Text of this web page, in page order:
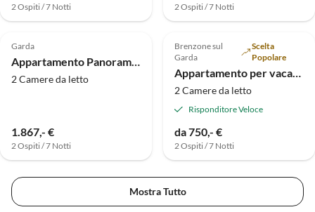
2 Ospiti / 7 Notti 2 Ospiti / 7 Notti
Alto
Garda
2 Camere da letto
1.867,- €
2 Ospiti / 7 Notti
Alto
Brenzone sul
Garda
Scelta
Popolare
2 Camere da letto
Risponditore Veloce
da 750,- €
2 Ospiti / 7 Notti
Mostra Tutto